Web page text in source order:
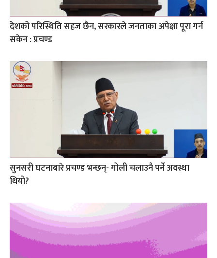
देशको परिस्थिति सहज छैन, सरकारले जनताका अपेक्षा पूरा गर्न
सकेन : प्रचण्ड
सुनसरी घटनाबारे प्रचण्ड भन्छन्- गोली चलाउनै पर्ने अवस्था
थियो?